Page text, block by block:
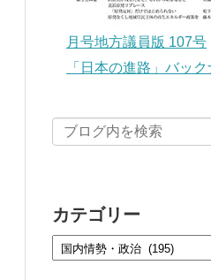
月号地方議員版 107号
「日本の進路」バッ
カテゴリー